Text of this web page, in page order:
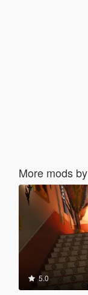
More mods by
5.0